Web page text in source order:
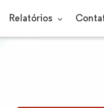
Relatórios